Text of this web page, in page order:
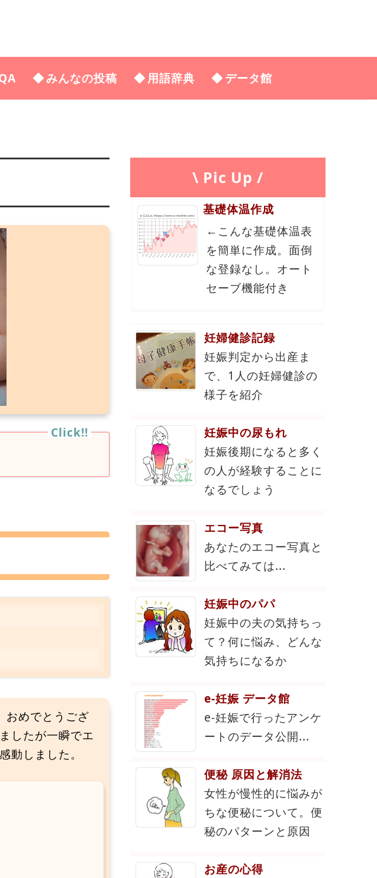
みんなの投稿 用語辞典 データ館
おめでとうござ
したが一瞬でエ
動しました。
\ Pic Up /
基礎体温作成
←こんな基礎体温表
を簡単に作成。面倒
な登録なし。オート
セーブ機能付き
妊婦健診記録
妊娠判定から出産ま
で、1人の妊婦健診の
様子を紹介
妊娠中の尿もれ
妊娠後期になると多く
の人が経験することに
なるでしょう
エコー写真
あなたのエコー写真と
比べてみては...
妊娠中のパパ
妊娠中の夫の気持ちっ
て？何に悩み、どんな
気持ちになるか
e-妊娠 データ館
e-妊娠で行ったアンケ
ートのデータ公開...
便秘 原因と解消法
女性が慢性的に悩みが
ちな便秘について。便
秘のパターンと原因
お産の心得